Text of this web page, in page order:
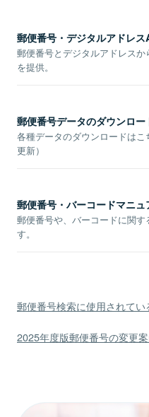
郵便番号・デジタルアドレス
郵便番号とデジタルアドレス
を提供。
郵便番号データのダウンロー
各種データのダウンロードは
更新）
郵便番号・バーコードマニュ
郵便番号や、バーコードに関
す。
郵便番号検索に使用されてい
2025年度版郵便番号の変更